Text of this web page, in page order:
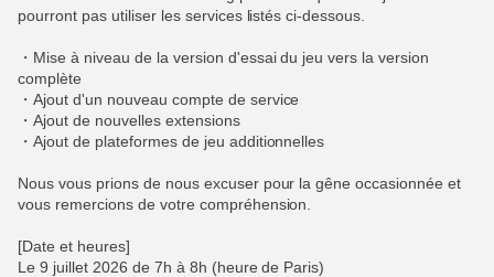
pourront pas utiliser les services listés ci-dessous.
・Mise à niveau de la version d'essai du jeu vers la version
complète
・Ajout d'un nouveau compte de service
・Ajout de nouvelles extensions
・Ajout de plateformes de jeu additionnelles
Nous vous prions de nous excuser pour la gêne occasionnée et
vous remercions de votre compréhension.
[Date et heures]
Le 9 juillet 2026 de 7h à 8h (heure de Paris)